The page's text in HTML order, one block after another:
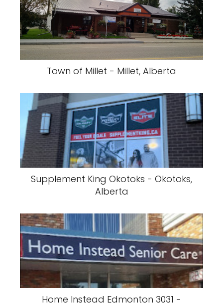
Town of Millet - Millet, Alberta
Supplement King Okotoks - Okotoks,
Alberta
Home Instead Edmonton 3031 -